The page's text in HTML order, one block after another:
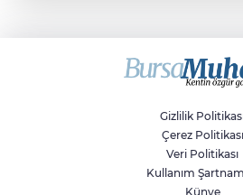
Savaşların
doğa ve kaybedilen
Gizlilik
Çerez Politikası
Veri Politikası
Kullanım
Künye